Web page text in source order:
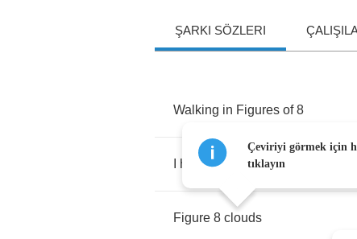
ŞARKI SÖZLERI
Walking in Figures of8
hope I'm not too late
Figure 8 clouds
Çeviriyi görmek için
tıklayın